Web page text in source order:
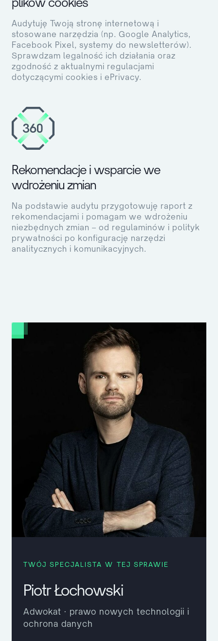
Audytuję Twoją stronę internetową i
stosowane narzędzia (np. Google Analytics,
Facebook Pixel, systemy do newsletterów).
Sprawdzam legalność ich działania oraz
zgodność z aktualnymi regulacjami
dotyczącymi cookies i ePrivacy.
Rekomendacje i wsparcie we
wdrożeniu zmian
Na podstawie audytu przygotowuję raport z
rekomendacjami i pomagam we wdrożeniu
niezbędnych zmian – od regulaminów i polityk
prywatności po konfigurację narzędzi
analitycznych i komunikacyjnych.
TWÓJ SPECJALISTA W TEJ SPRAWIE
Piotr Łochowski
Adwokat · prawo nowych technologii i
ochrona danych